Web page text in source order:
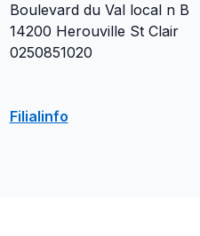
Boulevard du Val local n B
14200 Herouville St Clair
0250851020
Filialinfo